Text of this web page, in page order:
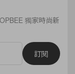
獨家時尚新
訂閱